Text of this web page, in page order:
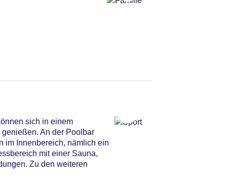
sich in einem
An der Poolbar
im Innenbereich, nämlich ein
mit einer Sauna,
Zu den weiteren